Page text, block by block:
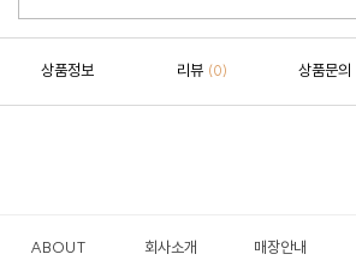
상품정보 리뷰 (0) 상품문의
ABOUT 회사소개 매장안내